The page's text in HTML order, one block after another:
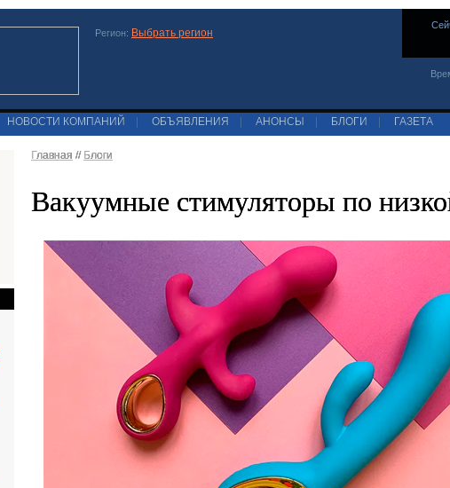
Регион: Выбрать регион
НОВОСТИ КОМПАНИЙ ОБЪЯВЛЕНИЯ АНОНСЫ БЛОГИ ГАЗЕТА
Главная // Блоги
Вакуумные стимуляторы по